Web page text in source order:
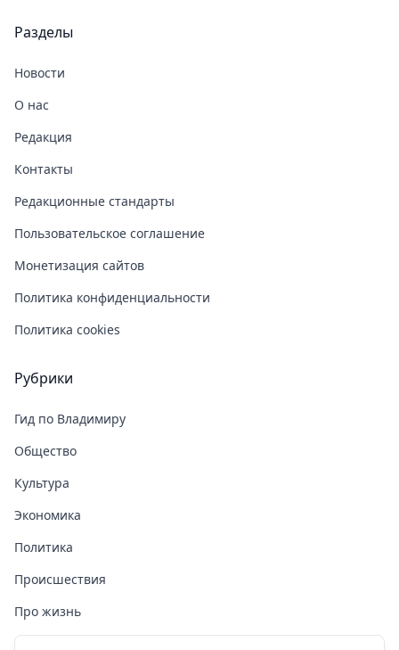
Разделы
Новости
О нас
Редакция
Контакты
Редакционные стандарты
Пользовательское соглашение
Монетизация сайтов
Политика конфиденциальности
Политика cookies
Рубрики
Гид по Владимиру
Общество
Культура
Экономика
Политика
Происшествия
Про жизнь
Здоровье